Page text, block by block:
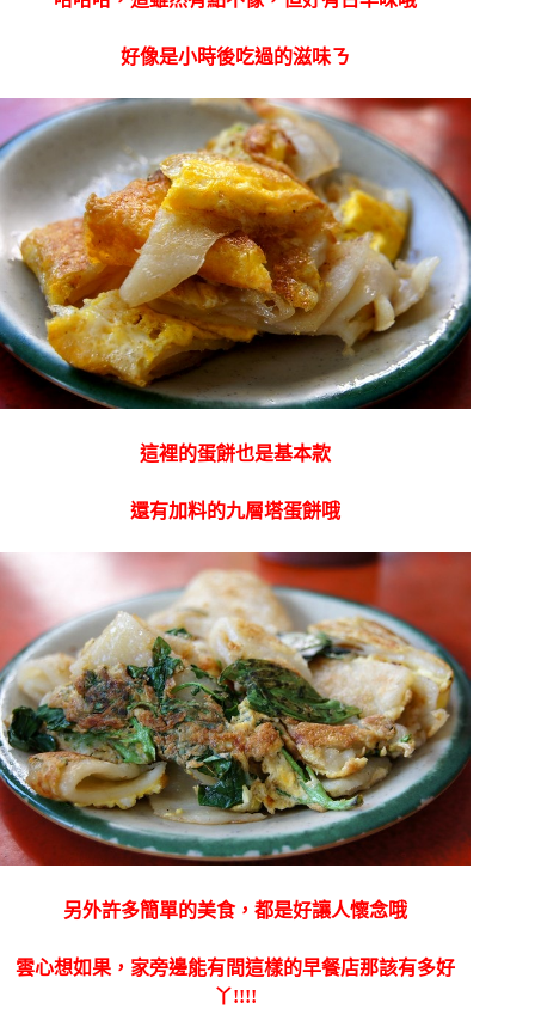
好像是小時後吃過的滋味ㄋ
這裡的蛋餅也是基本款
還有加料的九層塔蛋餅哦
另外許多簡單的美食，都是好讓人懷念哦
雲心想如果，家旁邊能有間這樣的早餐店那該有多好
丫!!!!